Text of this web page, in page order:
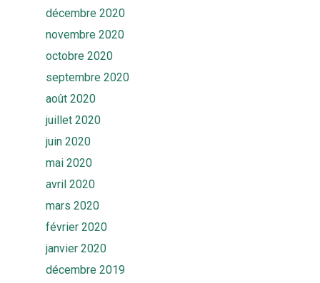
décembre 2020
novembre 2020
octobre 2020
septembre 2020
août 2020
juillet 2020
juin 2020
mai 2020
avril 2020
mars 2020
février 2020
janvier 2020
décembre 2019